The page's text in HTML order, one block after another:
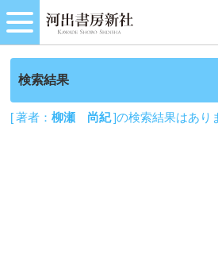
検索結果
[ 著者：柳瀬 尚紀]の検索結果はあり